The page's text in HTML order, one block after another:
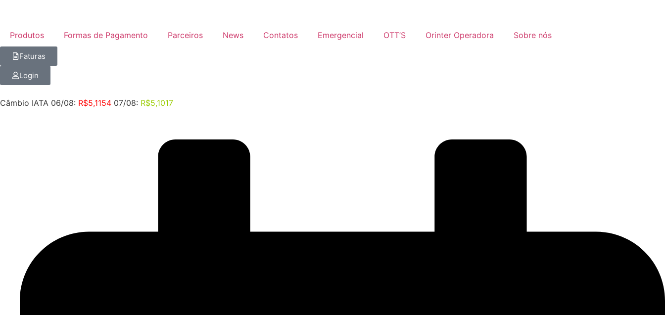
Produtos Formas de Pagamento Parceiros News Contatos Emergencial OTT’S Orinter Operadora Sobre nós
Faturas
Login
Câmbio IATA 06/08: R$5,1154 07/08: R$5,1017